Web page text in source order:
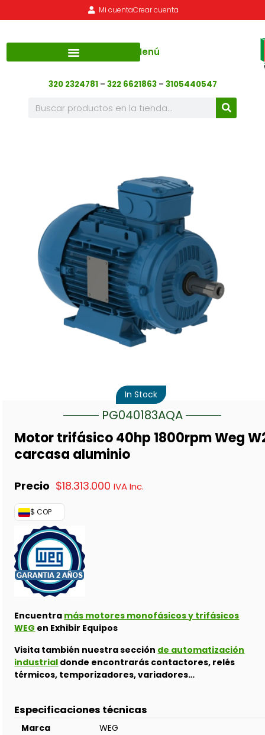
Mi cuentaCrear cuenta
Menú
320 2324781– 322 6621863 – 3105440547
Motor trifásico 40hp 1800rpm Weg
carcasa aluminio
$18.313.000 IVA Inc.
$ COP
Encuentra más motores monofásicos y trifásicos
WEG en Exhibir Equipos
Visita también nuestra sección de automatización
industrial donde encontrarás contactores, relés
térmicos, temporizadores, variadores…
In Stock
PG040183AQA
Especificaciones técnicas
Marca
WEG